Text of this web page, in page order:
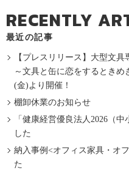
RECENTLY
最近の記事
【プレスリリース】大型文
～文具と缶に恋をするときめ
(金)より開催！
棚卸休業のお知らせ
「健康経営優良法人2026（
した
納入事例<オフィス家具・オ
た